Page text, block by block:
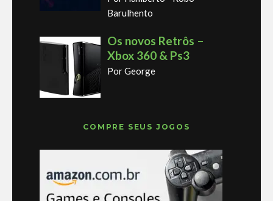
Barulhento
Os novos Retrôs –
Xbox 360 & Ps3
Por George
COMPRE SEUS JOGOS